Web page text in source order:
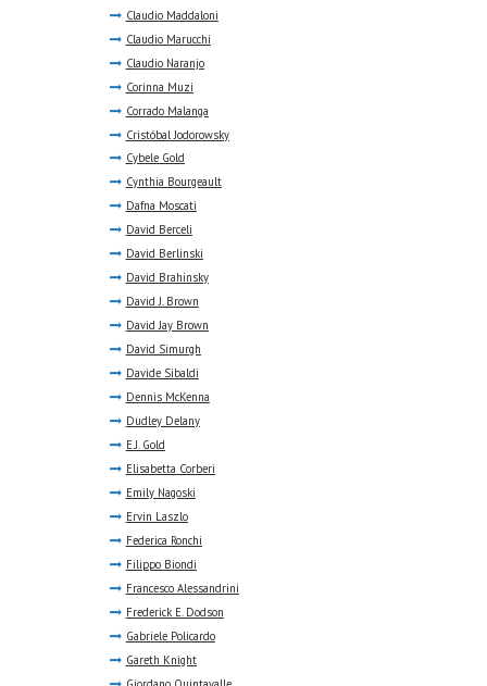
Claudio Maddaloni
Claudio Marucchi
Claudio Naranjo
Corinna Muzi
Corrado Malanga
Cristóbal Jodorowsky
Cybele Gold
Cynthia Bourgeault
Dafna Moscati
David Berceli
David Berlinski
David Brahinsky
David J. Brown
David Jay Brown
David Simurgh
Davide Sibaldi
Dennis McKenna
Dudley Delany
E.J. Gold
Elisabetta Corberi
Emily Nagoski
Ervin Laszlo
Federica Ronchi
Filippo Biondi
Francesco Alessandrini
Frederick E. Dodson
Gabriele Policardo
Gareth Knight